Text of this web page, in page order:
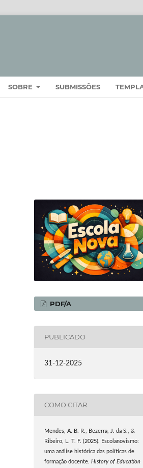
SOBRE SUBMISSÕES
PDF/A
PUBLICADO
31-12-2025
COMO CITAR
Mendes, A. B. R., Bezerra, J. da S., &
Ribeiro, L. T. F. (2025). Escolanovismo:
uma análise histórica das políticas de
formação docente.History of Education